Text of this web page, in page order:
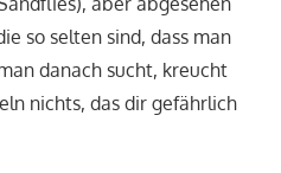
so selten sind, dass man
danach sucht, kreucht
nichts, das dir gefährlich